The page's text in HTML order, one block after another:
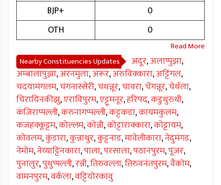
BJP+
0
OTH
0
Nearby Constituencies Updates अदूर,अलाप्पुझा,
अम्बालापुझा,अरनमुला,अरूर,अरुविक्कारा,अट्टिंगल,
चदयामंगलम,चंगनास्सेरी,चथन्नूर,चावरा,चेंगन्नूर,चेर्थला,
चिरायिनकीझु,एराविपुरम,एट्टूमनूर,हरिपद,कडुथुरुथी,
कंजिराप्पल्ली,करुनागप्पल्ली,कट्टकडा,कायमकुलम,
कजहक्कूट्टम,कोल्लम,कोन्नी,कोट्टाराक्कारा,कोट्टायम,
कोवलम,कुंडारा,कुन्नाथुर,कुट्टनाड,मावेलीकारा,नेदुमंगड,
नेमोम,नेय्याट्टिनकारा,पाला,परसाला,पठानपुरम,पूंजर,
पुनालुर,पुथुप्पल्ली,रन्नी,तिरुवल्ला,तिरुवनंतपुरम,वैकोम,
वामनपुरम,वर्कला,वट्टियोरकावु